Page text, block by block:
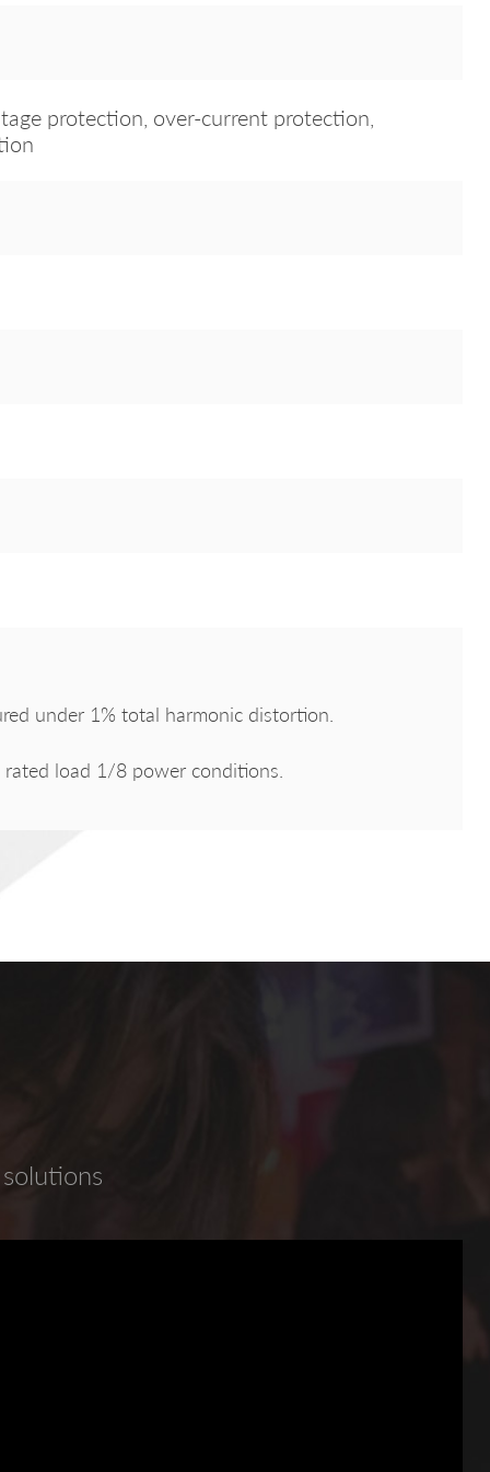
protection, over-current protection,
under 1% total harmonic distortion.
load 1/8 power conditions.